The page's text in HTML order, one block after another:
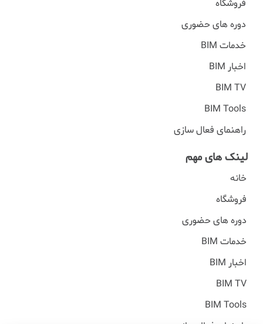
فروشگاه
دوره های حضوری
خدمات BIM
اخبار BIM
BIM TV
BIM Tools
راهنمای فعال سازی
لینک های مهم
خانه
فروشگاه
دوره های حضوری
خدمات BIM
اخبار BIM
BIM TV
BIM Tools